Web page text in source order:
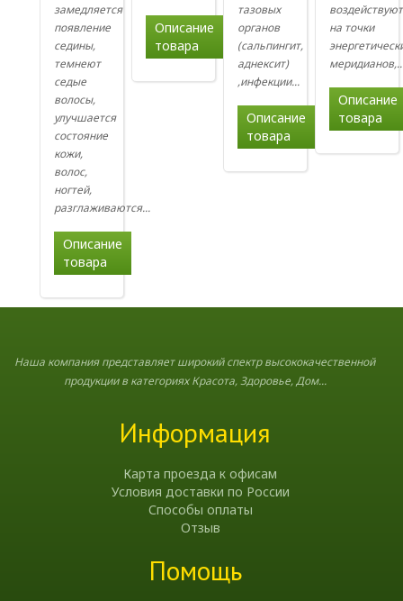
замедляется
появление
седины,
темнеют
седые
волосы,
улучшается
состояние
кожи,
волос,
ногтей,
разглаживаются...
Описание
товара
Описание
товара
тазовых
органов
(сальпингит,
аднексит)
,инфекции...
Описание
товара
воздействуют
на точки
Описание
товара
Наша компания представляет широкий спектр высококачественной
продукции в категориях Красота, Здоровье, Дом...
Информация
Карта проезда к офисам
Условия доставки по России
Способы оплаты
Отзыв
Помощь